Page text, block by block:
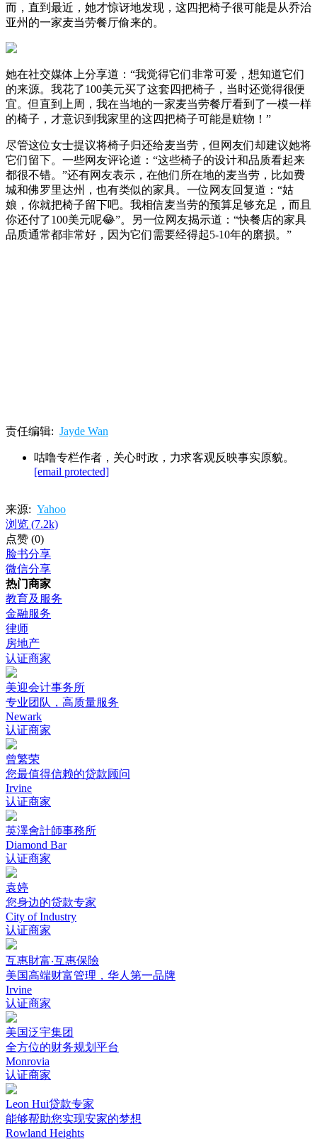
而，直到最近，她才惊讶地发现，这四把椅子很可能是从乔治
亚州的一家麦当劳餐厅偷来的。
她在社交媒体上分享道：“我觉得它们非常可爱，想知道它们
的来源。我花了100美元买了这套四把椅子，当时还觉得很便
宜。但直到上周，我在当地的一家麦当劳餐厅看到了一模一样
的椅子，才意识到我家里的这四把椅子可能是赃物！”
尽管这位女士提议将椅子归还给麦当劳，但网友们却建议她将
它们留下。一些网友评论道：“这些椅子的设计和品质看起来
都很不错。”还有网友表示，在他们所在地的麦当劳，比如费
城和佛罗里达州，也有类似的家具。一位网友回复道：“姑
娘，你就把椅子留下吧。我相信麦当劳的预算足够充足，而且
你还付了100美元呢😂”。另一位网友揭示道：“快餐店的家具
品质通常都非常好，因为它们需要经得起5-10年的磨损。”
责任编辑: Jayde Wan
咕噜专栏作者，关心时政，力求客观反映事实原貌。
[email protected]
来源: Yahoo
浏览 (7.2k)
点赞 (0)
脸书分享
微信分享
热门商家
教育及服务
金融服务
律师
房地产
认证商家
美迎会计事务所
专业团队，高质量服务
Newark
认证商家
曾繁荣
您最值得信赖的贷款顾问
Irvine
认证商家
英澤會計師事務所
Diamond Bar
认证商家
袁婷
您身边的贷款专家
City of Industry
认证商家
互惠財富‧互惠保險
美国高端财富管理，华人第一品牌
Irvine
认证商家
美国泛宇集团
全方位的财务规划平台
Monrovia
认证商家
Leon Hui贷款专家
能够帮助您实现安家的梦想
Rowland Heights